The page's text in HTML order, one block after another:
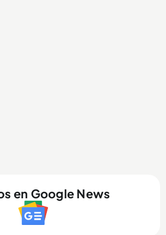
en Google News